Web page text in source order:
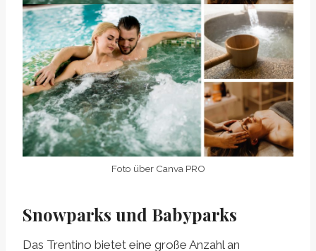
Foto über Canva PRO
Snowparks und Babyparks
Das Trentino bietet eine große Anzahl an